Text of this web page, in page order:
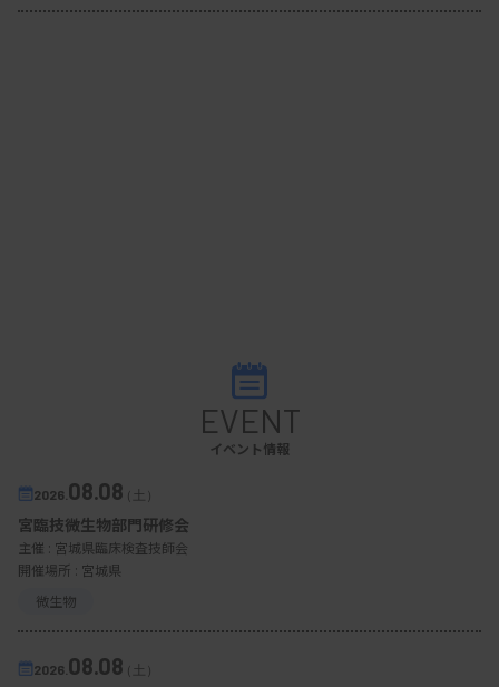
EVENT
イベント情報
2026. 08.08（土）
宮臨技微生物部門研修会
主催 : 宮城県臨床検査技師会
開催場所 : 宮城県
微生物
2026. 08.08（土）